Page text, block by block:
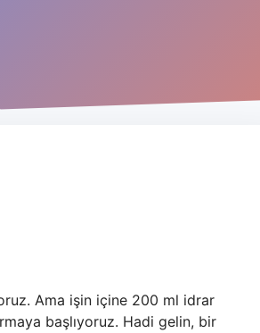
Ama işin içine 200 ml idrar
başlıyoruz. Hadi gelin, bir